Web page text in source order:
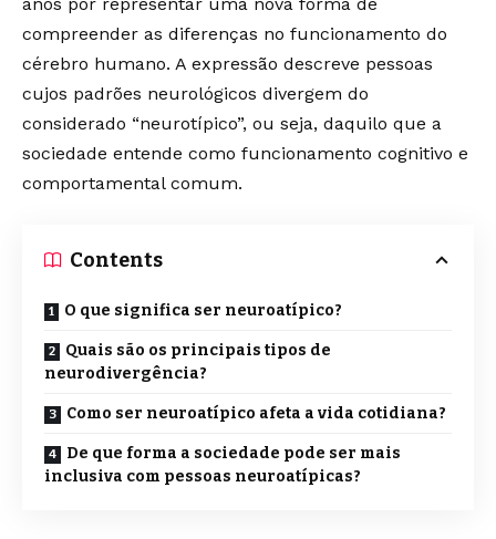
compreender as diferenças no funcionamento do
cérebro humano. A expressão descreve pessoas
cujos padrões neurológicos divergem do
considerado “neurotípico”, ou seja, daquilo que a
sociedade entende como funcionamento cognitivo e
comportamental comum.
Contents
O que significa ser neuroatípico?
Quais são os principais tipos de
neurodivergência?
Como ser neuroatípico afeta a vida cotidiana?
De que forma a sociedade pode ser mais
inclusiva com pessoas neuroatípicas?